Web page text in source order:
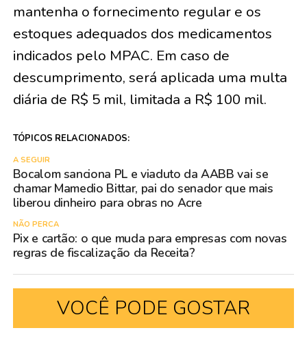
mantenha o fornecimento regular e os
estoques adequados dos medicamentos
indicados pelo MPAC. Em caso de
descumprimento, será aplicada uma multa
diária de R$ 5 mil, limitada a R$ 100 mil.
TÓPICOS RELACIONADOS:
A SEGUIR
Bocalom sanciona PL e viaduto da AABB vai se
chamar Mamedio Bittar, pai do senador que mais
liberou dinheiro para obras no Acre
NÃO PERCA
Pix e cartão: o que muda para empresas com novas
regras de fiscalização da Receita?
VOCÊ PODE GOSTAR